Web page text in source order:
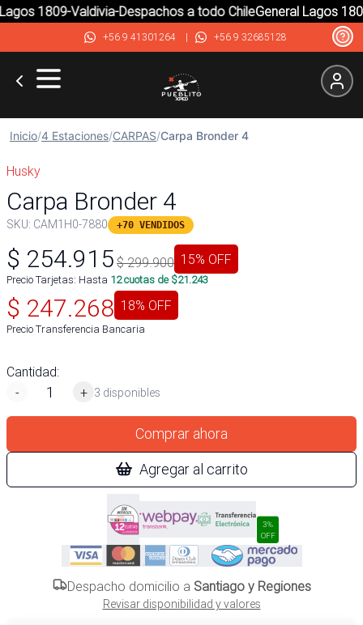
1809-Valdivia-Despachos a todo ChileGeneral Lagos
+56 9 41301264| +56 9 32685128
Inicio/4 Estaciones/CARPAS/Carpa Bronder 4
Husky
Carpa Bronder 4
SKU: CAM1H0-7880 +70 VENDIDOS
$ 254.915 $299.900 15% OFF
Precio Tarjetas: Hasta 12cuotas de $21.243
$ 247.268 18% OFF
Precio Transferencia Bancaria
Cantidad:
-
+ 3 disponibles
Comprar ahora
Agregar al carrito
3%
OFF
Despacho domicilio a Santiago y Regiones
Revisar disponibilidad y valores